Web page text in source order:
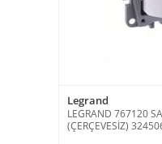
Legrand
LEGRAND 767120
(ÇERÇEVESİZ)